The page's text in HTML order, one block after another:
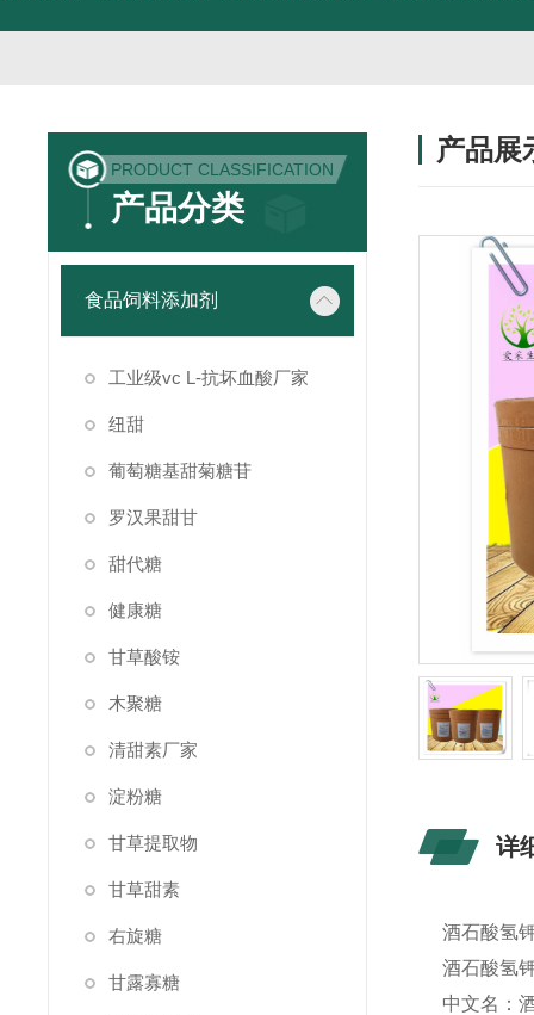
PRODUCT CLASSIFICATION
产品分类
食品饲料添加剂
工业级vc L-抗坏血酸厂家
纽甜
葡萄糖基甜菊糖苷
罗汉果甜甘
甜代糖
健康糖
甘草酸铵
木聚糖
清甜素厂家
淀粉糖
甘草提取物
甘草甜素
右旋糖
甘露寡糖
产品展
详
酒石酸氢
酒石酸氢
中文名：